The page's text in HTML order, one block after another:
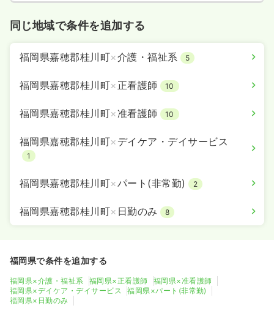
同じ地域で条件を追加する
福岡県嘉穂郡桂川町×介護・福祉系 5
福岡県嘉穂郡桂川町× 正看護師 10
福岡県嘉穂郡桂川町×准看護師 10
福岡県嘉穂郡桂川町× デイケア・デイサービス
1
福岡県嘉穂郡桂川町×パート(非常勤) 2
福岡県嘉穂郡桂川町× 日勤のみ 8
福岡県で条件を追加する
福岡県×介護・福祉系 福岡県×正看護師
福岡県×准看護師
福岡県×デイケア・デイサービス
福岡県×パート(非常勤)
福岡県×日勤のみ